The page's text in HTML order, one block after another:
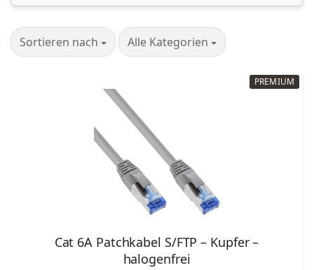
Sortieren nach
Sortieren nach Alle Kategorien
pro Seite
PREMIUM
Cat 6A Patchkabel S/FTP – Kupfer –
halogenfrei